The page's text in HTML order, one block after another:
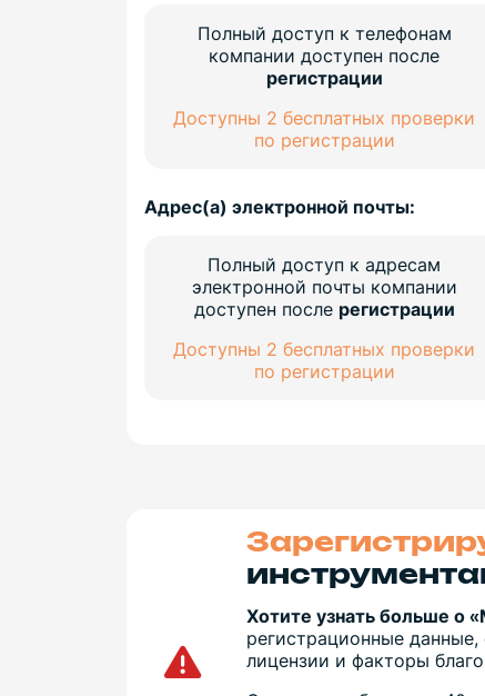
Полный доступ к телефонам
компании доступен после
регистрации
Доступны 2 бесплатных проверки
по регистрации
Адрес(а) электронной почты:
Полный доступ к адресам
электронной почты компании
доступен после регистрации
Доступны 2 бесплатных проверки
по регистрации
Хотите узнать больше о
регистрационные данные,
лицензии и факторы